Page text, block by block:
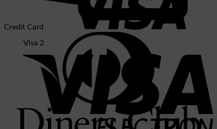
Visa 2
Credit Card